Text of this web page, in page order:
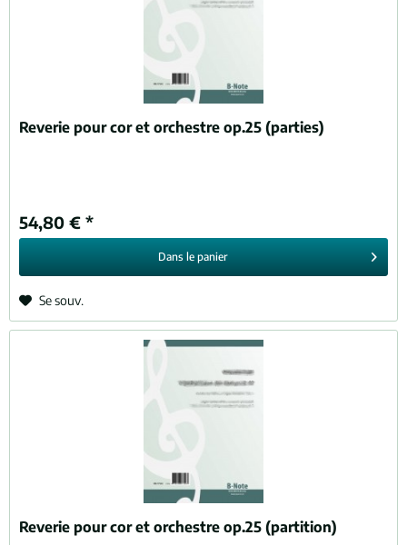
Reverie pour cor et orchestre op.25 (parties)
54,80 € *
Dans le panier
Se souv.
Reverie pour cor et orchestre op.25 (partition)